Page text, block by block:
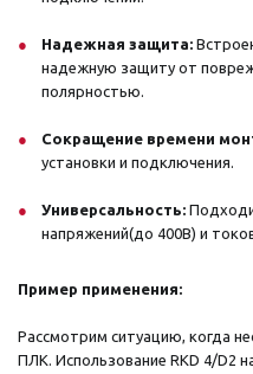
Надежная защита:
надежную защиту от
полярностью.
Сокращение времени
установки и подключения.
Универсальность:
напряжений(до 400В) и
Пример применения:
Рассмотрим ситуацию, когда
ПЛК. Использование RKD 4/D2